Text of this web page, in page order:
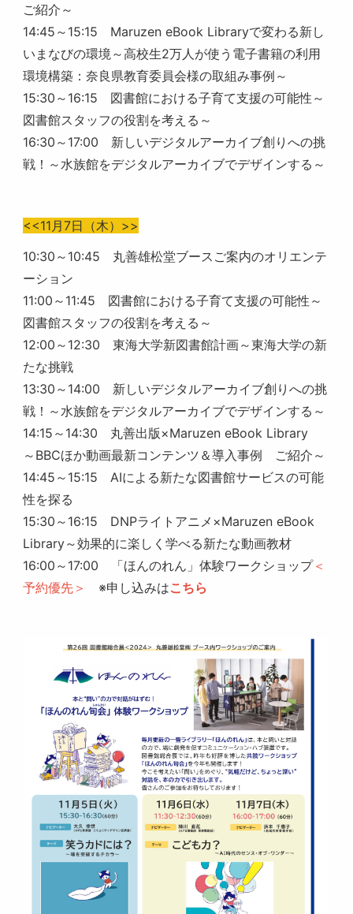
ご紹介～
14:45～15:15 Maruzen eBook Libraryで変わる新し
いまなびの環境～高校生2万人が使う電子書籍の利用
環境構築：奈良県教育委員会様の取組み事例～
15:30～16:15 図書館における子育て支援の可能性～
図書館スタッフの役割を考える～
16:30～17:00 新しいデジタルアーカイブ創りへの挑
戦！～水族館をデジタルアーカイブでデザインする～
<<11月7日（木）>>
10:30～10:45 丸善雄松堂ブースご案内のオリエンテ
ーション
11:00～11:45 図書館における子育て支援の可能性～
図書館スタッフの役割を考える～
12:00～12:30 東海大学新図書館計画～東海大学の新
たな挑戦
13:30～14:00 新しいデジタルアーカイブ創りへの挑
戦！～水族館をデジタルアーカイブでデザインする～
14:15～14:30 丸善出版×Maruzen eBook Library
～BBCほか動画最新コンテンツ＆導入事例 ご紹介～
14:45～15:15 AIによる新たな図書館サービスの可能
性を探る
15:30～16:15 DNPライトアニメ×Maruzen eBook
Library～効果的に楽しく学べる新たな動画教材
16:00～17:00 「ほんのれん」体験ワークショップ＜
予約優先＞ ※申し込みはこちら